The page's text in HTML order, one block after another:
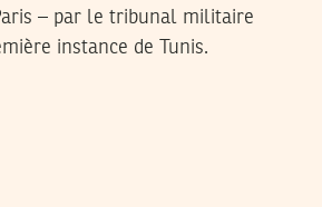
– par le tribunal militaire
instance de Tunis.